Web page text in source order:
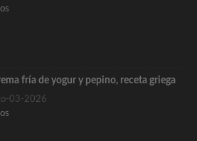
fría de yogur y pepino, receta griega
03-2026